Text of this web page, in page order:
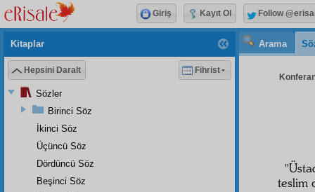
Arama
teslim
Kitaplar
Hepsini Daralt Fihrist
Sözler
Birinci Söz
İkinci Söz
Üçüncü Söz
Dördüncü Söz
Beşinci Söz
Giriş Kayıt Ol Follow